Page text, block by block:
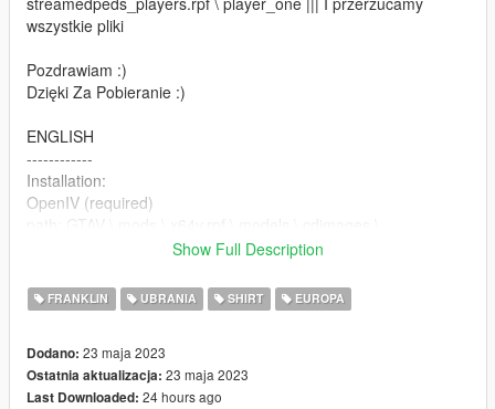
wszystkie pliki
Pozdrawiam :)
Dzięki Za Pobieranie :)
ENGLISH
------------
Installation:
OpenIV (required)
streamedpeds_players.rpf \ player_one ||| And we transfer all
Regards :)
Show Full Description
FRANKLIN UBRANIA SHIRT EUROPA
Dodano: 23 maja 2023
Ostatnia aktualizacja: 23 maja 2023
Last Downloaded: 24 hours ago